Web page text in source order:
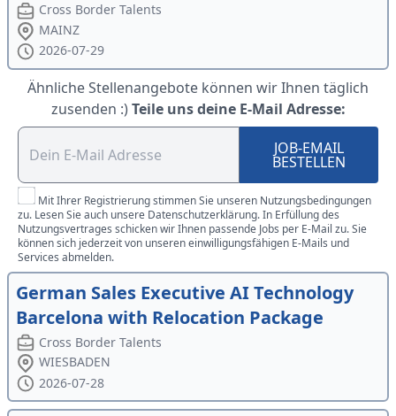
Cross Border Talents
MAINZ
2026-07-29
Ähnliche Stellenangebote können wir Ihnen täglich
zusenden :) Teile uns deine E-Mail Adresse:
JOB-EMAIL
BESTELLEN
Mit Ihrer Registrierung stimmen Sie unseren Nutzungsbedingungen
zu. Lesen Sie auch unsere Datenschutzerklärung. In Erfüllung des
Nutzungsvertrages schicken wir Ihnen passende Jobs per E-Mail zu. Sie
können sich jederzeit von unseren einwilligungsfähigen E-Mails und
Services abmelden.
German Sales Executive AI Technology
Barcelona with Relocation Package
Cross Border Talents
WIESBADEN
2026-07-28